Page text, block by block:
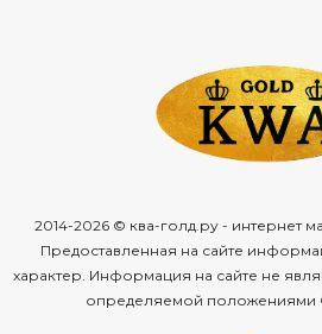
2014-2026 © ква-голд.ру - интернет
Предоставленная на сайте
характер. Информация на сайте не
определяемой положениями